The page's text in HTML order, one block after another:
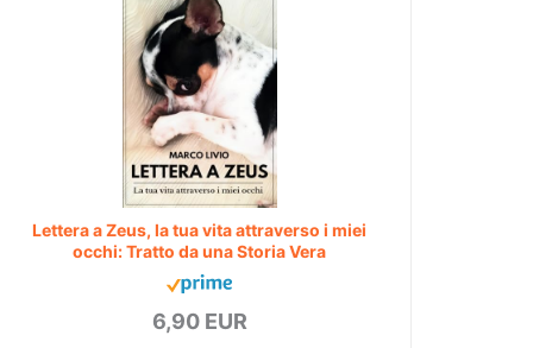
Lettera a Zeus, la tua vita attraverso i miei
occhi: Tratto da una Storia Vera
6,90 EUR